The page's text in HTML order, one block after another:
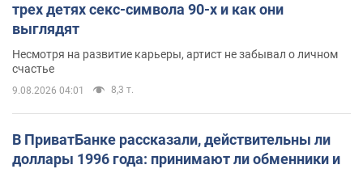
трех детях секс-символа 90-х и как они
выглядят
Несмотря на развитие карьеры, артист не забывал о личном
счастье
9.08.2026 04:01 8,3 т.
В ПриватБанке рассказали, действительны ли
доллары 1996 года: принимают ли обменники и